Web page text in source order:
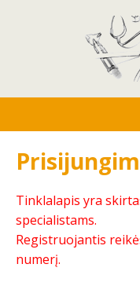
Tinklalapis yra
specialistams.
Registruojantis
numerį.